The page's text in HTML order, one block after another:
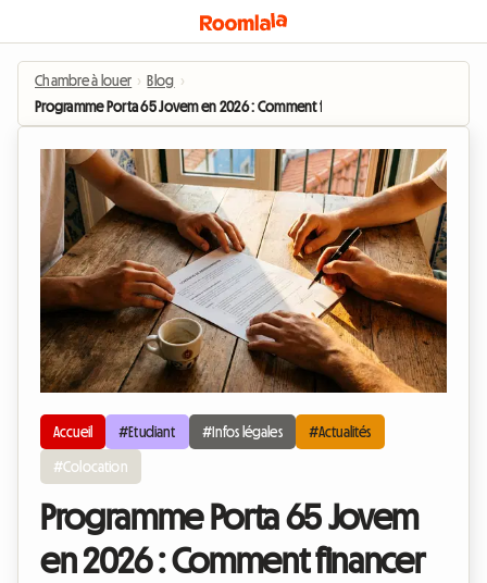
Chambre à louer › Blog ›
Programme Porta 65 Jovem en 2026 : Comment financer sa chambre en
Accueil #Etudiant #Infos légales #Actualités
#Colocation
Programme Porta 65 Jovem
en 2026 : Comment financer